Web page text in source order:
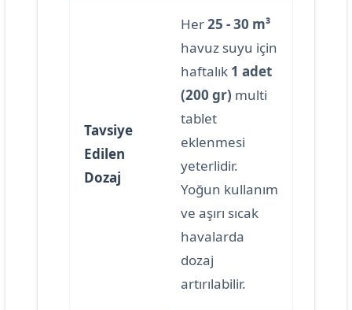
Tavsiye
Edilen
Dozaj
Her25 - 30 m³
havuz suyu için
haftalık 1 adet
(200 gr) multi
tablet
eklenmesi
yeterlidir.
Yoğun kullanım
ve aşırı sıcak
havalarda
dozaj
artırılabilir.